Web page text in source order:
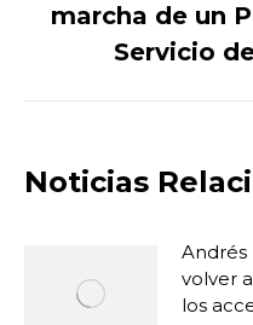
marcha de un
Servicio
Noticias
Andrés
volver
los